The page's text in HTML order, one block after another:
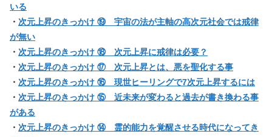
いる
・ 次元上昇のきっかけ ⑲ 宇宙の法が主軸の高次元社会では戒律
が無い
・ 次元上昇のきっかけ ⑱ 次元上昇に戒律は必要？
・ 次元上昇のきっかけ ⑰ 次元上昇とは、悪を聖化する事
・ 次元上昇のきっかけ ⑯ 現世ヒーリングで7次元上昇するには
・ 次元上昇のきっかけ ⑮ 近未来が変わると過去が書き換わる事
がある
・ 次元上昇のきっかけ ⑭ 霊的能力を覚醒させる時代になってき